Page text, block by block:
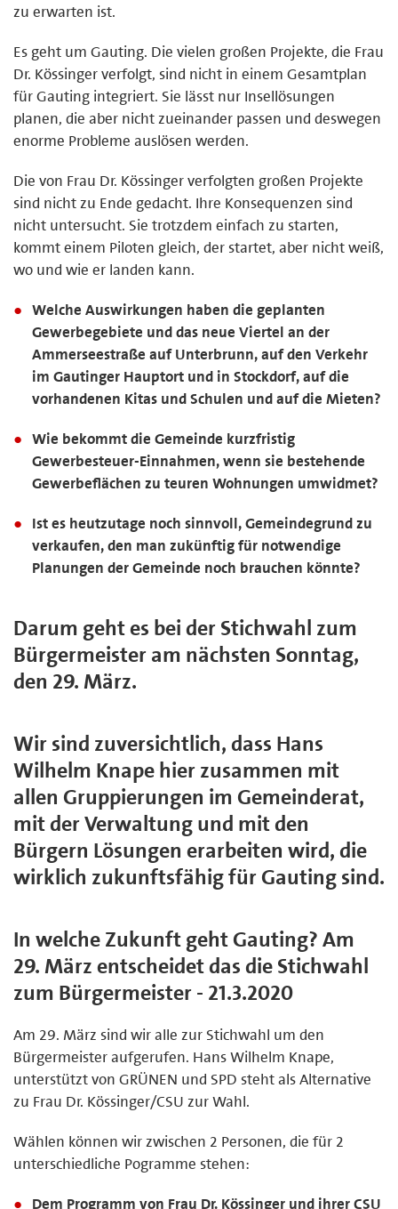
zu erwarten ist.
Es geht um Gauting. Die vielen großen Projekte, die Frau
Dr. Kössinger verfolgt, sind nicht in einem Gesamtplan
für Gauting integriert. Sie lässt nur Insellösungen
planen, die aber nicht zueinander passen und deswegen
enorme Probleme auslösen werden.
Die von Frau Dr. Kössinger verfolgten großen Projekte
sind nicht zu Ende gedacht. Ihre Konsequenzen sind
nicht untersucht. Sie trotzdem einfach zu starten,
kommt einem Piloten gleich, der startet, aber nicht weiß,
wo und wie er landen kann.
Welche Auswirkungen haben die geplanten
Gewerbegebiete und das neue Viertel an der
Ammerseestraße auf Unterbrunn, auf den Verkehr
im Gautinger Hauptort und in Stockdorf, auf die
vorhandenen Kitas und Schulen und auf die Mieten?
Wie bekommt die Gemeinde kurzfristig
Gewerbesteuer-Einnahmen, wenn sie bestehende
Gewerbeflächen zu teuren Wohnungen umwidmet?
Ist es heutzutage noch sinnvoll, Gemeindegrund zu
verkaufen, den man zukünftig für notwendige
Planungen der Gemeinde noch brauchen könnte?
Darum geht es bei der Stichwahl zum
Bürgermeister am nächsten Sonntag,
den 29. März.
Wir sind zuversichtlich, dass Hans
Wilhelm Knape hier zusammen mit
allen Gruppierungen im Gemeinderat,
mit der Verwaltung und mit den
Bürgern Lösungen erarbeiten wird, die
wirklich zukunftsfähig für Gauting sind.
In welche Zukunft geht Gauting? Am
29. März entscheidet das die Stichwahl
zum Bürgermeister - 21.3.2020
Am 29. März sind wir alle zur Stichwahl um den
Bürgermeister aufgerufen. Hans Wilhelm Knape,
unterstützt von GRÜNEN und SPD steht als Alternative
zu Frau Dr. Kössinger/CSU zur Wahl.
Wählen können wir zwischen 2 Personen, die für 2
unterschiedliche Pogramme stehen:
Dem Programm von Frau Dr. Kössinger und ihrer CSU